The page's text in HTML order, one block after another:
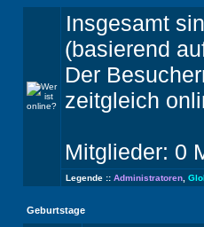
Insgesamt
(basierend
Der
zeitgleich
Mitglieder: 0
Legende :: Administratoren
Geburtstage